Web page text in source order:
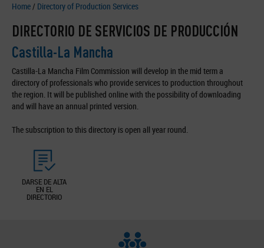
Home/ Directory of Production Services
DIRECTORIO DE SERVICIOS DE PRODUCCIÓN
Castilla-La Mancha
Castilla-La Mancha Film Commission will develop in the mid term a
directory of professionals who provide services to production throughout
the region. It will be published online with the possibility of downloading
and will have an annual printed version.
The subscription to this directory is open all year round.
DARSE DE ALTA
EN EL
DIRECTORIO